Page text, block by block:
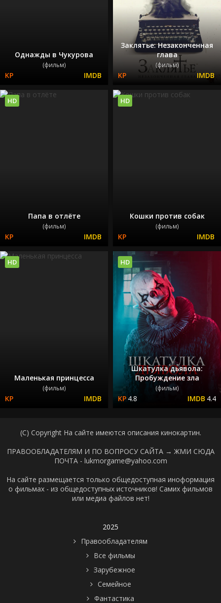
Однажды в Чукурова
(фильм)
Заклятье: Незаконченная
глава
(фильм)
Папа в отлёте
(фильм)
HD
Кошки против собак
(фильм)
HD
Маленькая принцесса
(фильм)
HD
Шкатулка дьявола:
Пробуждение зла
(фильм)
4.8 4.4
HD
(C) Copyright На сайте имеются описания кинокартин.
ПРАВООБЛАДАТЕЛЯМ И ПО ВОПРОСУ САЙТА → ЖМИ СЮДА
ПОЧТА - lukmorgame@yahoo.com
На сайте размещается только общедоступная иноформация
о фильмах - из общедоступных источников! Самих фильмов
или медиа файлов нет!
2025
Правообладателям
Все фильмы
Зарубежное
Семейное
Фантастика